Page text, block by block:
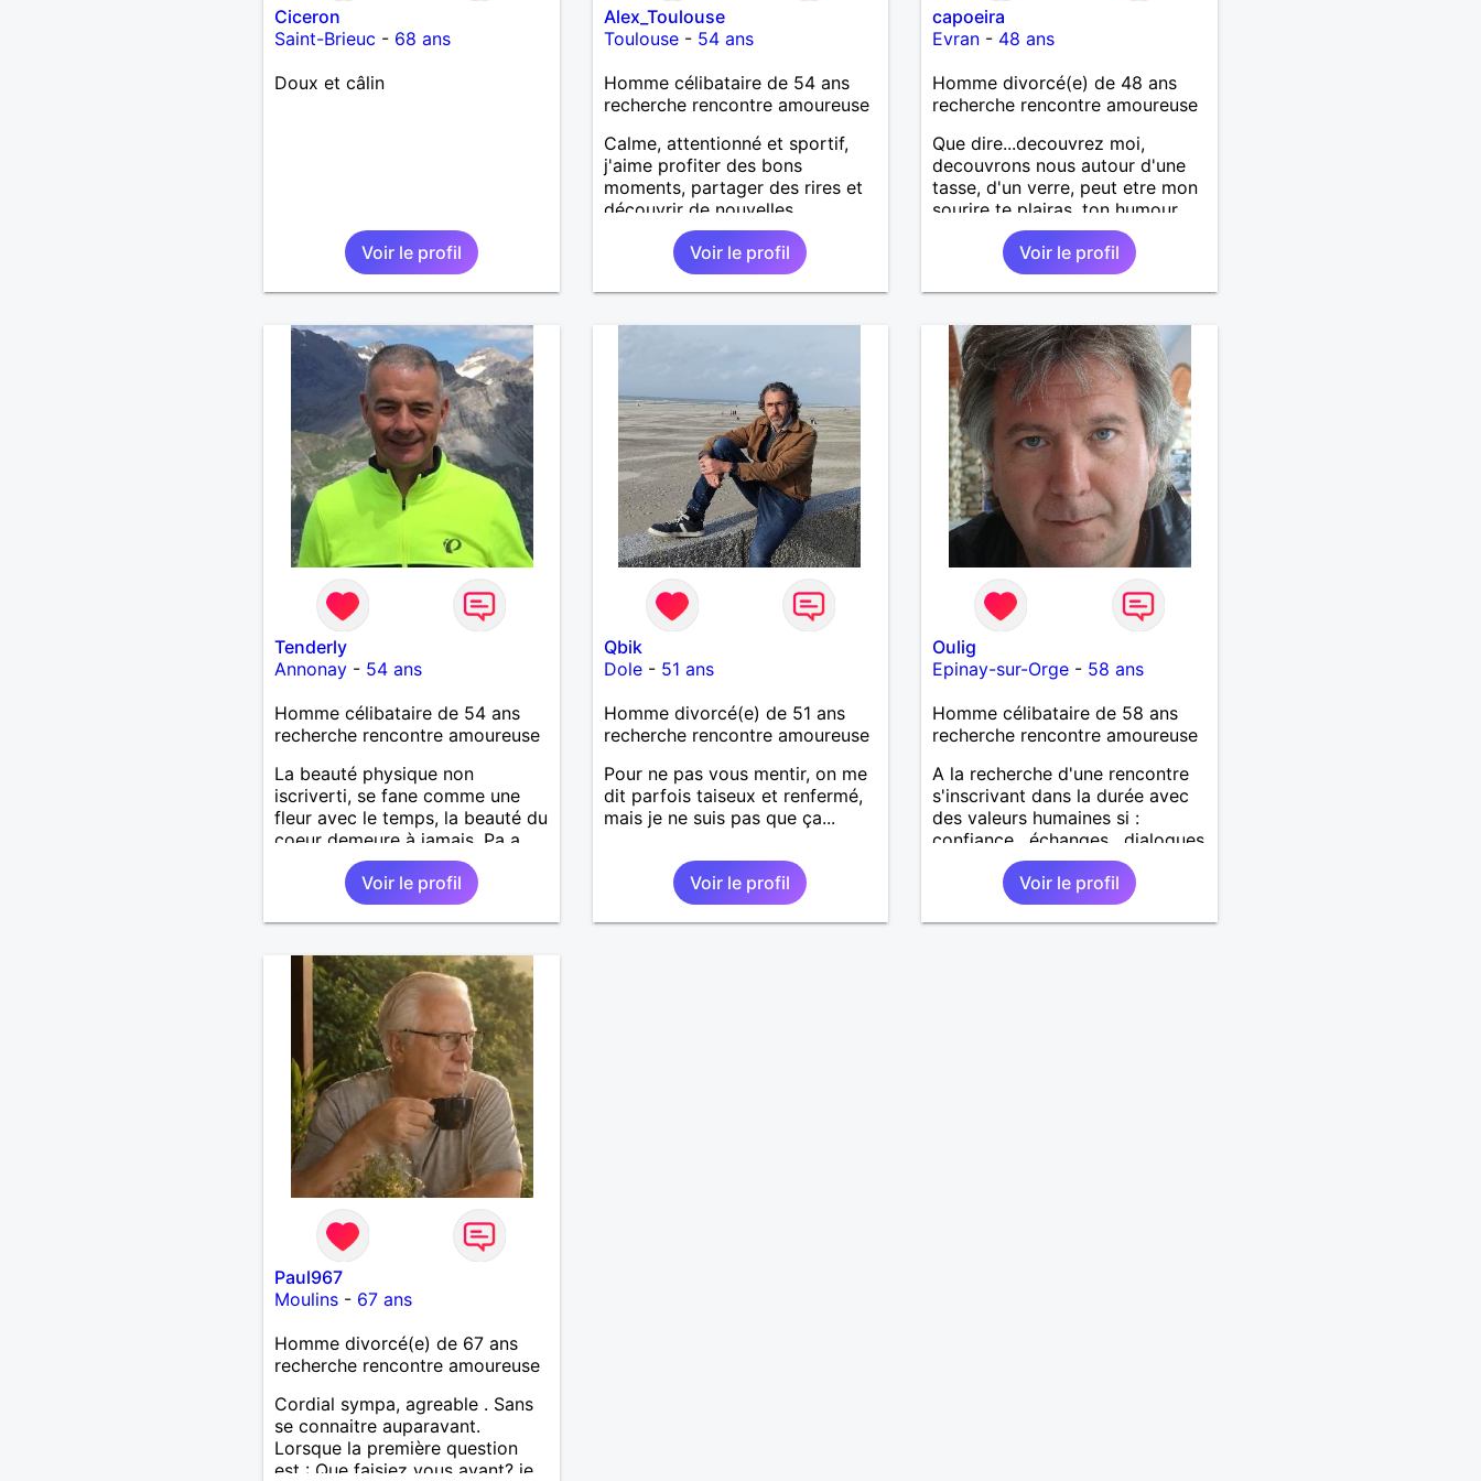
Ciceron
Saint-Brieuc - 68 ans
Doux et câlin
Voir le profil
Alex_Toulouse
Toulouse- 54 ans
Homme célibataire de 54 ans
recherche rencontre amoureuse
Calme, attentionné et sportif,
j'aime profiter des bons
moments, partager des rires et
découvrir de nouvelles
expériences. Sincère et à
l'écoute, je recherche une
personne avec qui construire
une belle complicité et une
Voir le profil
capoeira
Evran - 48 ans
Homme divorcé(e) de 48 ans
recherche rencontre amoureuse
Que dire...decouvrez moi,
decouvrons nous autour d'une
tasse, d'un verre, peut etre mon
sourire te plairas, ton humour
me fera pouffer.. en tout cas on
a tout a gagner.Voir le profil
Tenderly
Annonay- 54 ans
Homme célibataire de 54 ans
recherche rencontre amoureuse
La beauté physique non
iscriverti, se fane comme une
fleur avec le temps, la beauté du
coeur demeure à jamais, Pa a
Voir le profil
Qbik
Dole- 51 ans
Homme divorcé(e) de 51 ans
recherche rencontre amoureuse
Pour ne pas vous mentir, on me
dit parfois taiseux et renfermé,
mais je ne suis pas que ça...
Voir le profil
Oulig
Epinay-sur-Orge - 58 ans
Homme célibataire de 58 ans
recherche rencontre amoureuse
A la recherche d'une rencontre
s'inscrivant dans la durée avec
des valeurs humaines si :
confiance , échanges , dialogues
, fidélité , partage .... vous
interpelle
Voir le profil
Paul967
Moulins- 67 ans
Homme divorcé(e) de 67 ans
recherche rencontre amoureuse
Cordial sympa, agreable . Sans
se connaitre auparavant.
Lorsque la première question
est : Que faisiez vous avant? je